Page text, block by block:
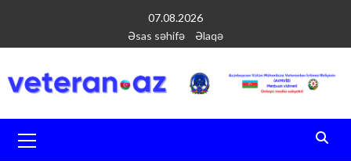
содержимому
07.08.2026
Əsas səhifə
Əlaqə
меню